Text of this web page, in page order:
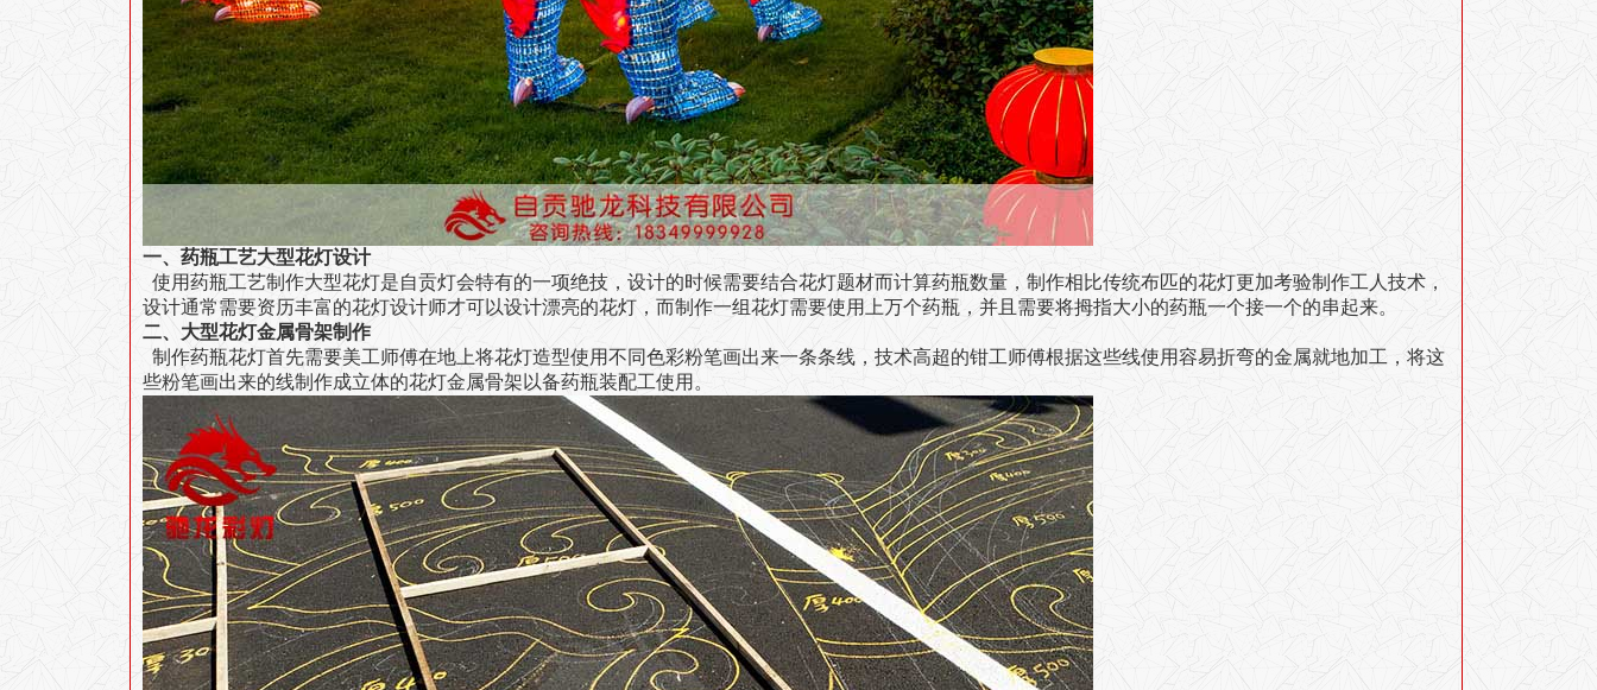
一、药瓶工艺大型花灯设计
使用药瓶工艺制作大型花灯是自贡灯会特有的一项绝技，设计的时候需要结合花灯题材而计算药瓶数量，制作相比传统布匹的花灯更加考验制作工人技术，
设计通常需要资历丰富的花灯设计师才可以设计漂亮的花灯，而制作一组花灯需要使用上万个药瓶，并且需要将拇指大小的药瓶一个接一个的串起来。
二、大型花灯金属骨架制作
制作药瓶花灯首先需要美工师傅在地上将花灯造型使用不同色彩粉笔画出来一条条线，技术高超的钳工师傅根据这些线使用容易折弯的金属就地加工，将这
些粉笔画出来的线制作成立体的花灯金属骨架以备药瓶装配工使用。